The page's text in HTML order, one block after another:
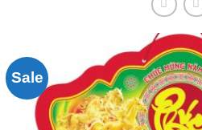
Sale